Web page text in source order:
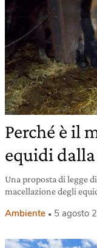
Perché è il
equidi
Una proposta di legge
macellazione degli
Ambiente 5 agosto